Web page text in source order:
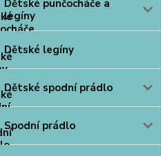
Dětské punčocháče a
legíny
Dětské legíny
Dětské spodní prádlo
Spodní prádlo